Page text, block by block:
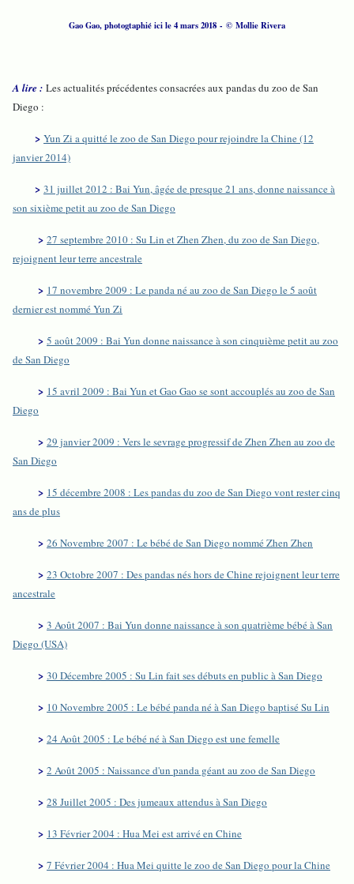
Gao Gao, photogtaphié ici le 4 mars 2018 - © Mollie Rivera
A lire : Les actualités précédentes consacrées aux pandas du zoo de San
Diego :
> Yun Zi a quitté le zoo de San Diego pour rejoindre la Chine (12
janvier 2014)
> 31 juillet 2012 : Bai Yun, âgée de presque 21 ans, donne naissance à
son sixième petit au zoo de San Diego
> 27 septembre 2010 : Su Lin et Zhen Zhen, du zoo de San Diego,
rejoignent leur terre ancestrale
> 17 novembre 2009 : Le panda né au zoo de San Diego le 5 août
dernier est nommé Yun Zi
> 5 août 2009 : Bai Yun donne naissance à son cinquième petit au zoo
de San Diego
> 15 avril 2009 : Bai Yun et Gao Gao se sont accouplés au zoo de San
Diego
> 29 janvier 2009 : Vers le sevrage progressif de Zhen Zhen au zoo de
San Diego
> 15 décembre 2008 : Les pandas du zoo de San Diego vont rester cinq
ans de plus
> 26 Novembre 2007 : Le bébé de San Diego nommé Zhen Zhen
> 23 Octobre 2007 : Des pandas nés hors de Chine rejoignent leur terre
ancestrale
> 3 Août 2007 : Bai Yun donne naissance à son quatrième bébé à San
Diego (USA)
> 30 Décembre 2005 : Su Lin fait ses débuts en public à San Diego
> 10 Novembre 2005 : Le bébé panda né à San Diego baptisé Su Lin
> 24 Août 2005 : Le bébé né à San Diego est une femelle
> 2 Août 2005 : Naissance d'un panda géant au zoo de San Diego
> 28 Juillet 2005 : Des jumeaux attendus à San Diego
> 13 Février 2004 : Hua Mei est arrivé en Chine
> 7 Février 2004 : Hua Mei quitte le zoo de San Diego pour la Chine